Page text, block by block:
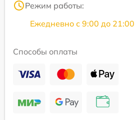
Режим работы:
Ежедневно с 9:00 до 21:00
Способы оплаты